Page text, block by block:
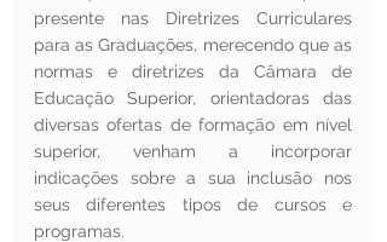
presente nas Diretrizes Curriculares
para as Graduações, merecendo que as
normas e diretrizes da Câmara de
Educação Superior, orientadoras das
diversas ofertas de formação em nível
superior, venham a incorporar
indicações sobre a sua inclusão nos
seus diferentes tipos de cursos e
programas.